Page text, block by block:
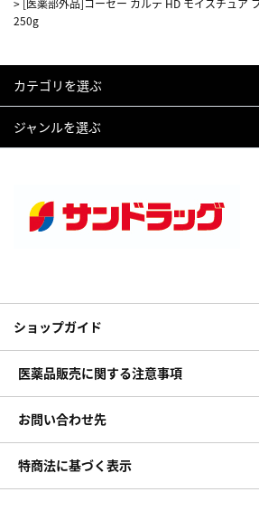
250g
カテゴリを選ぶ
ジャンルを選ぶ
ショップガイド
医薬品販売に関する注意事項
お問い合わせ先
特商法に基づく表示